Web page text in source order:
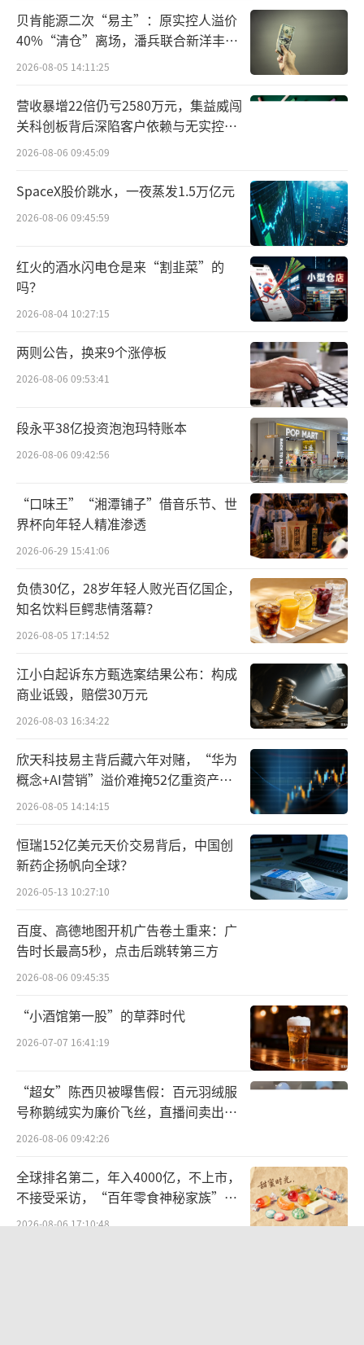
运作四年后，张金成终于有望入主群兴玩
具。
10月14日晚间，群兴玩具披露了定增预
案，拟向张金成控制的西藏博鑫发行股票定增
募资不低于4.19亿元（含本数）且不超过7.1亿
元（含本数），用于补充流动资金，发行价格
为3.99元/股。
根据预案，本次发行数量不低于1.05亿股
（含本数）且不超过1.78亿股（含本数），未
超过发行前公司总股本的30%。发行前，公司
无控股股东，无实控人。发行完成后，公司控
股股东将变更为西藏博鑫，实控人将变更为张
金成。
公告显示，本次发行前，西藏博鑫未持有
公司股份，张金成直接持有公司1709.4万股股
票，占总股本的2.66%，截至10月10日，张金
成还通过北京九连环间接享有公司15840股股份
权益，占公司发行前总股本的0.0025%。
进一步来看，发行完成后，张金成直接和
间接控制群兴玩具表决权的比例将在16.33%到
23.77%之间。
群兴玩具表示，张金成成为公司实控人后
有利于改善控制权的稳定性，保障公司长期发
展战略的实现。
值得一提的是，张金成来头不小，是市场
上知名的“资本老炮”、“炒壳高手”。张金
成曾任中茵股份（现闻泰科技）监事、监事
长，西藏中茵集团有限公司副总裁。后因炒作S
T宏盛（现宇通重工）获益超4亿元而一战成
名。
张金成敏锐的“炒壳”嗅觉也反映在了群
兴玩具身上。
2018年11月，“大数据狂人”王叁寿以7
群兴玩具。不过，王叁寿的到来并未给群兴玩
具带来想象中的“新生”，反而让公司的处境
2020年王叁寿资金链断裂债务暴雷，群兴
玩具“自曝”在2019年3月至2020年4月间，共
计3.27亿元资金被装至王叁寿关联方的账户，
占公司2019年末净资产的45.42%。不久后，王
叁寿被查，股份被全数司法冻结，群兴玩具也
贝肯能源二次“易主”：原实控人溢价
40%“清仓”离场，潘兵联合新洋丰、
宏科百世拟入主
2026-08-05 14:11:25
营收暴增22倍仍亏2580万元，集益威闯
关科创板背后深陷客户依赖与无实控人
困局
2026-08-06 09:45:09
SpaceX股价跳水，一夜蒸发1.5万亿元
2026-08-06 09:45:59
红火的酒水闪电仓是来“割韭菜”的
吗？
2026-08-04 10:27:15
两则公告，换来9个涨停板
2026-08-06 09:53:41
段永平38亿投资泡泡玛特账本
2026-08-06 09:42:56
“口味王”“湘潭铺子”借音乐节、世
界杯向年轻人精准渗透
2026-06-29 15:41:06
负债30亿，28岁年轻人败光百亿国企，
知名饮料巨鳄悲情落幕？
2026-08-05 17:14:52
江小白起诉东方甄选案结果公布：构成
商业诋毁，赔偿30万元
2026-08-03 16:34:22
欣天科技易主背后藏六年对赌，“华为
概念+AI营销”溢价难掩52亿重资产考
验
2026-08-05 14:14:15
恒瑞152亿美元天价交易背后，中国创
新药企扬帆向全球？
2026-05-13 10:27:10
百度、高德地图开机广告卷土重来：广
告时长最高5秒，点击后跳转第三方
2026-08-06 09:45:35
“小酒馆第一股”的草莽时代
2026-07-07 16:41:19
“超女”陈西贝被曝售假：百元羽绒服
号称鹅绒实为廉价飞丝，直播间卖出超
百万元
2026-08-06 09:42:26
全球排名第二，年入4000亿，不上市，
不接受采访，“百年零食神秘家族”浮
出水面？
2026-08-06 17:10:48